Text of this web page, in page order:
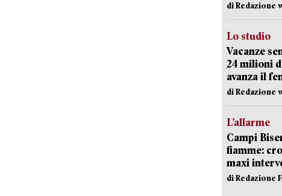
di Redazione
Lo studio
Vacanze
24 milioni
avanza il
di Redazione
L’allarme
Campi
fiamme:
maxi
di Redazione